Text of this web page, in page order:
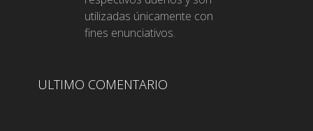
utilizadas únicamente con
fines enunciativos.
ULTIMO COMENTARIO